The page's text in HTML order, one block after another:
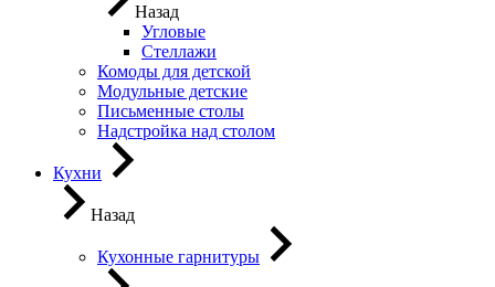
Назад
Угловые
Стеллажи
Комоды для детской
Модульные детские
Письменные столы
Надстройка над столом
Кухни
Назад
Кухонные гарнитуры